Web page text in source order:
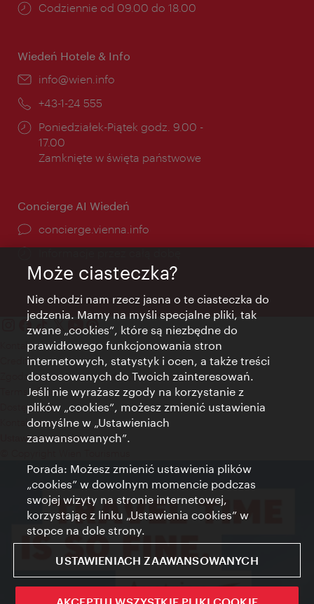
Godziny
Codziennie od 09.00 do 18.00
Wiedeń Hotele & Info
E-
info@wien.info
Telefon:
+43-1-24 555
Godziny
otwarcia:
Poniedziałek-Piątek godz. 9.00 -
17.00
Zamknięte w święta państwowe
Concierge AI Wiedeń
concierge.vienna.info
Kontakt
Credits
Zgoda na przetwarzanie danych osobowych
Terms of Use
Dostępność
Kontakt prasowy
Ustawienia cookies
Może ciasteczka?
Nie chodzi nam rzecz jasna o te ciasteczka do
jedzenia. Mamy na myśli specjalne pliki, tak
zwane „cookies”, które są niezbędne do
prawidłowego funkcjonowania stron
internetowych, statystyk i ocen, a także treści
dostosowanych do Twoich zainteresowań.
Jeśli nie wyrażasz zgody na korzystanie z
plików „cookies”, możesz zmienić ustawienia
domyślne w „Ustawieniach
zaawansowanych”.
Porada: Możesz zmienić ustawienia plików
„cookies” w dowolnym momencie podczas
swojej wizyty na stronie internetowej,
korzystając z linku „Ustawienia cookies” w
stopce na dole strony.
USTAWIENIACH ZAAWANSOWANYCH